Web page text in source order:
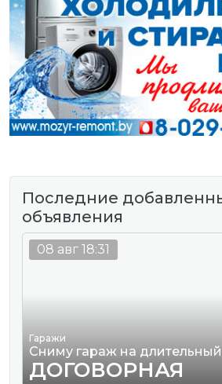
Последние
объявления
Гаражи
Сниму гараж на
ДОГОВОРНАЯ
08 авг 18:31